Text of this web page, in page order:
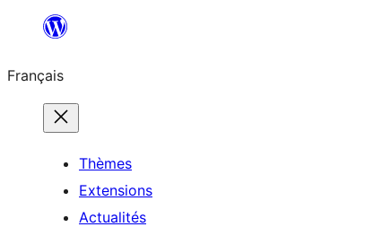
contenu
Français
Thèmes
Extensions
Actualités